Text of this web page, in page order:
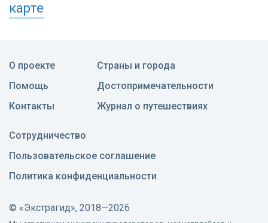
карте
О проекте
Помощь
Контакты
Страны и города
Достопримечательности
Журнал о путешествиях
Сотрудничество
Пользовательское соглашение
Политика конфиденциальности
© «Экстрагид», 2018—2026